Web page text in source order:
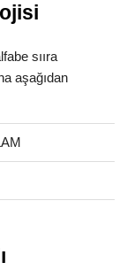
sııra
aşağıdan